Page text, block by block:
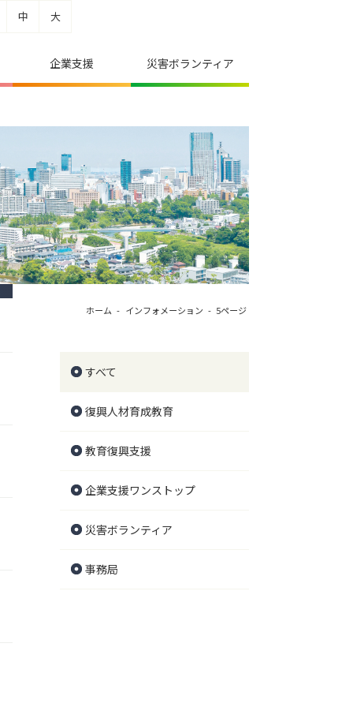
企業支援 災害ボランティア
中 大
ホーム インフォメーション 5ページ
すべて
復興人材育成教育
教育復興支援
企業支援ワンストップ
災害ボランティア
事務局